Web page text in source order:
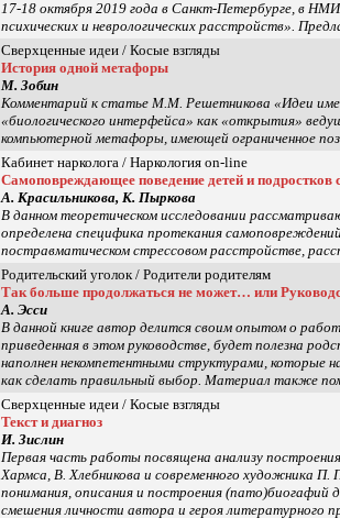
17-18 октября 2019 года в Санкт-Петербурге, в
психических и неврологических расстройств».
Сверхценные идеи / Косые взгляды
История одной метафоры
М. Зобин
Комментарий к статье М.М. Решетникова «Идеи
«биологического интерфейса» как «открытия»
компьютерной метафоры, имеющей ограниченное
Кабинет нарколога / Наркология on-line
Самоповреждающее поведение детей и подростков
А. Красильникова, К. Пыркова
В данном теоретическом исследовании
определена специфика протекания
постравматическом стрессовом расстройстве,
Родительский уголок / Родители родителям
Так больше продолжаться не может… или
А. Эсси
В данной книге автор делится своим опытом о
приведенная в этом руководстве, будет полезна
наполнен некомпетентными структурами, которые
как сделать правильный выбор. Материал также
Сверхценные идеи / Косые взгляды
Текст и диагноз
И. Зислин
Первая часть работы посвящена анализу
Хармса, В. Хлебникова и современного художника П.
понимания, описания и построения (пато)биогафий
смешения личности автора и героя литературного